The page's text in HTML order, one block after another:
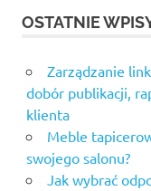
OSTATNIE
Zarządzanie
dobór publikacji,
klienta
Meble
swojego salonu?
Jak wybrać